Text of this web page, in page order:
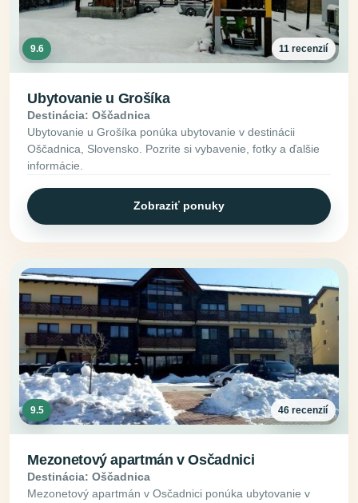
9.6 11 recenzií
Ubytovanie u Grošíka
Destinácia: Oščadnica
Ubytovanie u Grošíka ponúka ubytovanie v destinácii
Oščadnica, Slovensko. Pozrite si vybavenie, fotky a ďalšie
informácie.
Zobraziť ponuky
9.5 46 recenzií
Mezonetový apartmán v Osčadnici
Destinácia: Oščadnica
Mezonetový apartmán v Osčadnici ponúka ubytovanie v